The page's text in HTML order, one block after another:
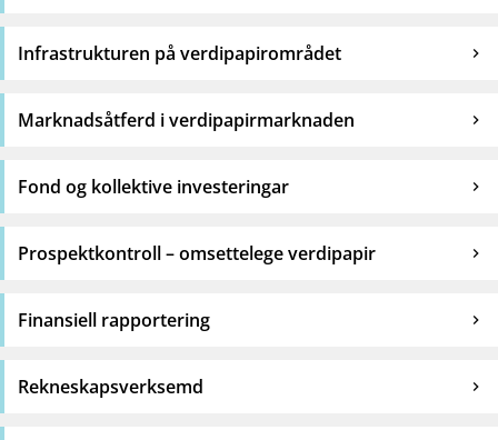
Infrastrukturen på verdipapirområdet
Marknadsåtferd i verdipapirmarknaden
Fond og kollektive investeringar
Prospektkontroll – omsettelege verdipapir
Finansiell rapportering
Rekneskapsverksemd